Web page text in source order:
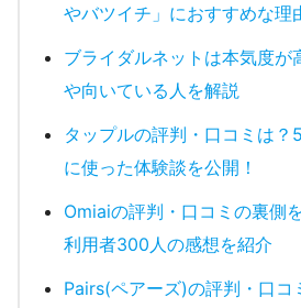
やバツイチ」におすすめな理
ブライダルネットは本気度が
や向いている人を解説
タップルの評判・口コミは
に使った体験談を公開！
Omiaiの評判・口コミの裏側
利用者300人の感想を紹介
Pairs(ペアーズ)の評判・口コ